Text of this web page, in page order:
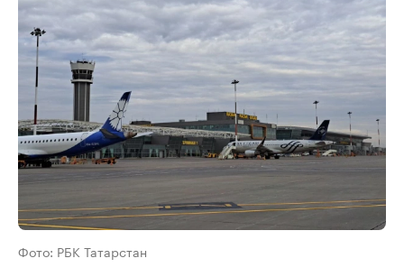
Фото: РБК Татарстан